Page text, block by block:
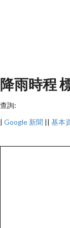
降雨時程
查詢:
| Google 新聞 || 基本